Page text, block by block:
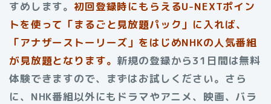
すめします。 初回登録時にもらえるU-NEXTポイン
トを使って「まるごと見放題パック」に入れば、
「アナザーストーリーズ」をはじめNHKの人気番組
が見放題となります。 新規の登録から31日間は無料
体験できますので、まずはお試しください。さら
に、NHK番組以外にもドラマやアニメ、映画、バラ